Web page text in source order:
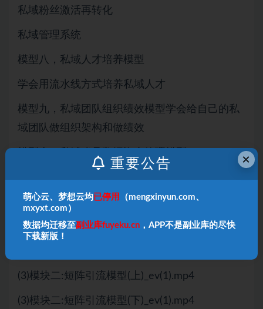
私域粉丝激活再转化
私域管理系统
模型八，私域人才培养模型
学会用流水线方式培养私域人才
模型九，私域团队组织绩效模型学会给自己的私
域团队做组织架构和做绩效
学会表格化方式管理好自己手里的私域资产
课程内容：
(1)-大战略:私域战略_ev(1).mp4
(3)模块二:短阵引流模型(上)_ev(1).mp4
(3)模块二:短阵引流模型(下)_ev(1).mp4
×
重要公告
萌心云、梦想云均 已停用
（mengxinyun.com、
mxyxt.com）
数据均迁移至副业库fuyeku.cn ，APP不是副业库的尽快
下载新版！